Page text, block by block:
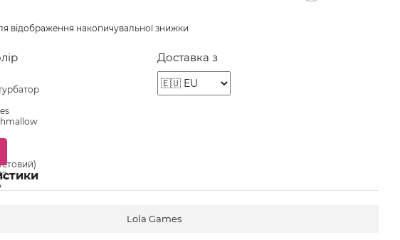
відображення накопичувальної знижки
Доставка з
Lola Games